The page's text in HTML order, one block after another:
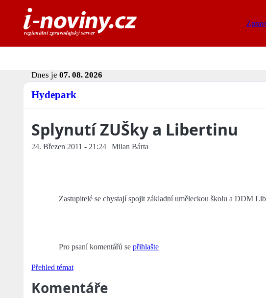
Dnes je 07. 08. 2026
Hydepark
Splynutí ZUŠky a Libertinu
24. Březen 2011 - 21:24 | Milan Bárta
Zastupitelé se chystají spojit základní uměleckou školu a DDM
Pro psaní komentářů se přihlašte
Přehled témat
Komentáře